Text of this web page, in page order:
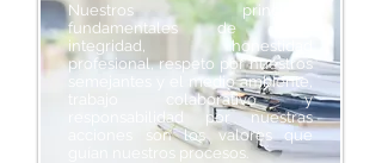
Nuestros principios
fundamentales de ética,
integridad, honestidad
profesional, respeto por nuestros
semejantes y el medio ambiente,
trabajo colaborativo y
responsabilidad por nuestras
acciones son los valores que
guían nuestros procesos.